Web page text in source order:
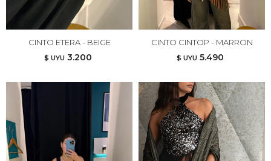
CINTO ETERA - BEIGE
$ UYU 3.200
CINTO CINTOP - MARRON
$ UYU 5.490